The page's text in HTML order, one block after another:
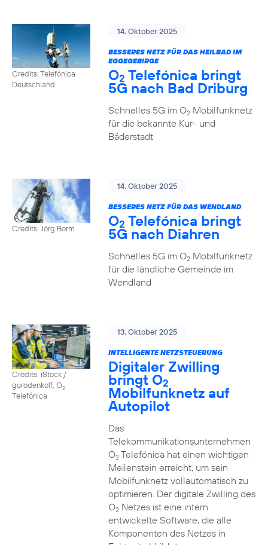
Credits: Telefónica
Deutschland
14. Oktober 2025
BESSERES NETZ FÜR DAS HEILBAD IM
EGGEGEBIRGE
O2 Telefónica bringt
5G nach Bad Driburg
Schnelles 5G im O2Mobilfunknetz
für die bekannte Kur- und
Bäderstadt
Credits: Jörg Borm
14. Oktober 2025
BESSERES NETZ FÜR DAS WENDLAND
O2 Telefónica bringt
5G nach Diahren
Schnelles 5G im O2Mobilfunknetz
für die ländliche Gemeinde im
Wendland
Credits: iStock /
gorodenkoff, O2
Telefónica
13. Oktober 2025
INTELLIGENTE NETZSTEUERUNG
Digitaler Zwilling
bringt O2
Mobilfunknetz auf
Autopilot
Das
Telekommunikationsunternehmen
O2Telefónica hat einen wichtigen
Meilenstein erreicht, um sein
Mobilfunknetz vollautomatisch zu
optimieren. Der digitale Zwilling des
O2Netzes ist eine intern
entwickelte Software, die alle
Komponenten des Netzes in